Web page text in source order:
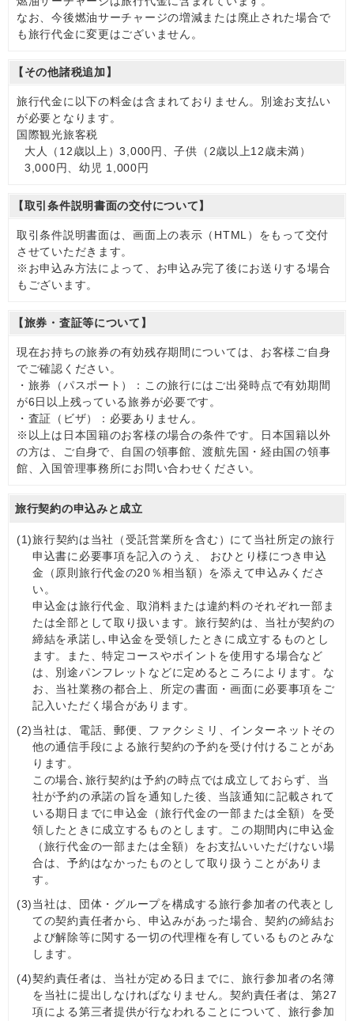
なお、今後燃油サーチャージの増減または廃止された場合で
も旅行代金に変更はございません。
【その他諸税追加】
旅行代金に以下の料金は含まれておりません。別途お支払い
が必要となります。
国際観光旅客税
大人（12歳以上）3,000円、子供（2歳以上12歳未満）
3,000円、幼児 1,000円
【取引条件説明書面の交付について】
取引条件説明書面は、画面上の表示（HTML）をもって交付
させていただきます。
※お申込み方法によって、お申込み完了後にお送りする場合
もございます。
【旅券・査証等について】
現在お持ちの旅券の有効残存期間については、お客様ご自身
でご確認ください。
・旅券（パスポート）：この旅行にはご出発時点で有効期間
が6日以上残っている旅券が必要です。
・査証（ビザ）：必要ありません。
※以上は日本国籍のお客様の場合の条件です。日本国籍以外
の方は、ご自身で、自国の領事館、渡航先国・経由国の領事
館、入国管理事務所にお問い合わせください。
旅行契約の申込みと成立
(1)旅行契約は当社（受託営業所を含む）にて当社所定の旅行
申込書に必要事項を記入のうえ、 おひとり様につき申込
金（原則旅行代金の20％相当額）を添えて申込みくださ
い。
申込金は旅行代金、取消料または違約料のそれぞれ一部ま
たは全部として取り扱います。旅行契約は、当社が契約の
締結を承諾し､申込金を受領したときに成立するものとし
ます。また、特定コースやポイントを使用する場合など
は、別途パンフレットなどに定めるところによります。な
お、当社業務の都合上、所定の書面・画面に必要事項をご
記入いただく場合があります。
(2)当社は、電話、郵便、ファクシミリ、インターネットその
他の通信手段による旅行契約の予約を受け付けることがあ
ります。
この場合､旅行契約は予約の時点では成立しておらず、当
社が予約の承諾の旨を通知した後、当該通知に記載されて
いる期日までに申込金（旅行代金の一部または全額）を受
領したときに成立するものとします。この期間内に申込金
（旅行代金の一部または全額）をお支払いいただけない場
合は、予約はなかったものとして取り扱うことがありま
す。
(3)当社は、団体・グループを構成する旅行参加者の代表とし
ての契約責任者から、申込みがあった場合、契約の締結お
よび解除等に関する一切の代理権を有しているものとみな
します。
(4)契約責任者は、当社が定める日までに、旅行参加者の名簿
を当社に提出しなければなりません。契約責任者は、第27
項による第三者提供が行なわれることについて、旅行参加